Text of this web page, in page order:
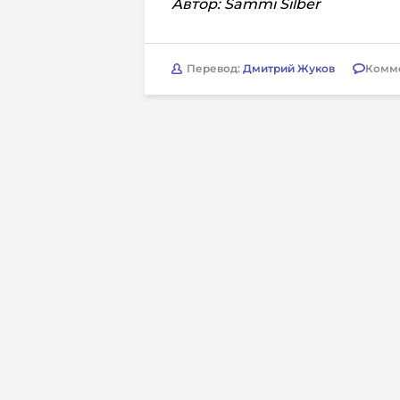
Автор: Sammi Silber
Перевод: Дмитрий Жуков